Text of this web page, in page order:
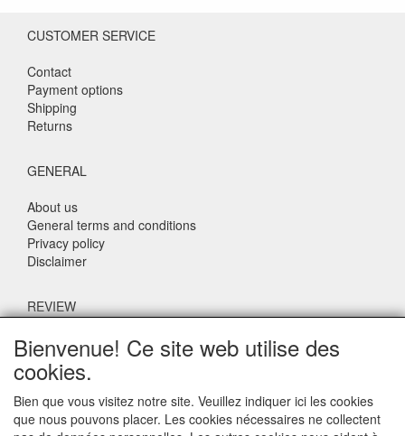
CUSTOMER SERVICE
Contact
Payment options
Shipping
Returns
GENERAL
About us
General terms and conditions
Privacy policy
Disclaimer
REVIEW
What do others say about us?
Customers rate our service, price and speed with an average
score of 9.4 (Q1 Quality Report 2024)
Bienvenue! Ce site web utilise des
cookies.
Bien que vous visitez notre site. Veuillez indiquer ici les cookies
que nous pouvons placer. Les cookies nécessaires ne collectent